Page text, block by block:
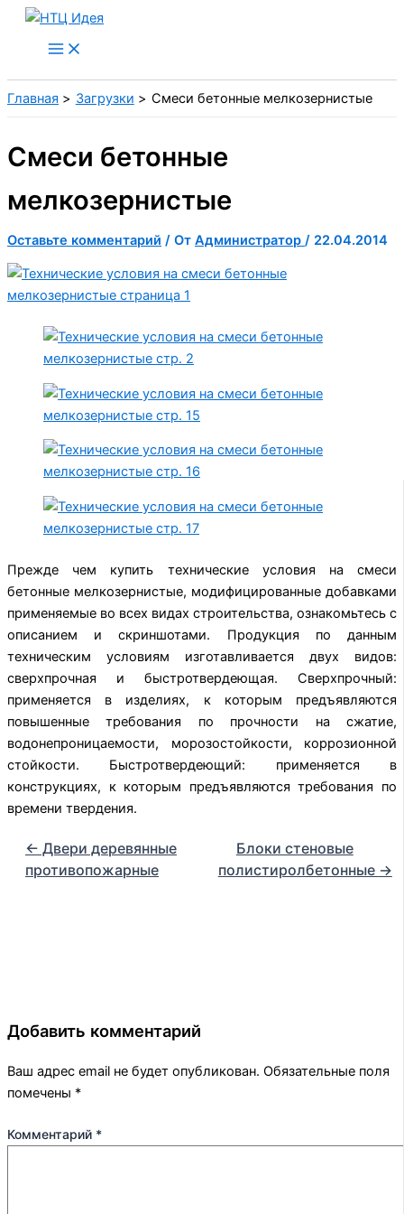
Перейти
Главная Загрузки Смеси бетонные мелкозернистые
Смеси бетонные
мелкозернистые
Оставьте комментарий / От Администратор / 22.04.2014
Прежде чем купить технические условия на смеси
бетонные мелкозернистые, модифицированные добавками
применяемые во всех видах строительства, ознакомьтесь с
описанием и скриншотами. Продукция по данным
техническим условиям изготавливается двух видов:
сверхпрочная и быстротвердеющая. Сверхпрочный:
применяется в изделиях, к которым предъявляются
повышенные требования по прочности на сжатие,
водонепроницаемости, морозостойкости, коррозионной
стойкости. Быстротвердеющий: применяется в
конструкциях, к которым предъявляются требования по
времени твердения.
← Двери деревянные
противопожарные
Блоки стеновые
полистиролбетонные →
Добавить комментарий
Ваш адрес email не будет опубликован. Обязательные поля
помечены *
Комментарий *